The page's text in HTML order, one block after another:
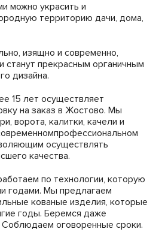
можно украсить и
территорию дачи, дома,
изящно и современно,
станут прекрасным органичным
дизайна.
15 лет осуществляет
на заказ в Жостово. Мы
ворота, калитки, качели и
осуществлять
качества.
по технологии, которую
годами. Мы предлагаем
кованые изделия, которые
годы. Беремся даже
оговоренные сроки.